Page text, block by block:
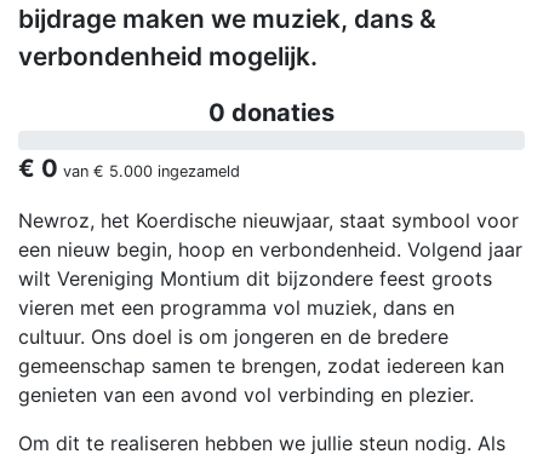
bijdrage maken we muziek, dans &
verbondenheid mogelijk.
0 donaties
€ 0 van € 5.000 ingezameld
Newroz, het Koerdische nieuwjaar, staat symbool voor
een nieuw begin, hoop en verbondenheid. Volgend jaar
wilt Vereniging Montium dit bijzondere feest groots
vieren met een programma vol muziek, dans en
cultuur. Ons doel is om jongeren en de bredere
gemeenschap samen te brengen, zodat iedereen kan
genieten van een avond vol verbinding en plezier.
Om dit te realiseren hebben we jullie steun nodig. Als